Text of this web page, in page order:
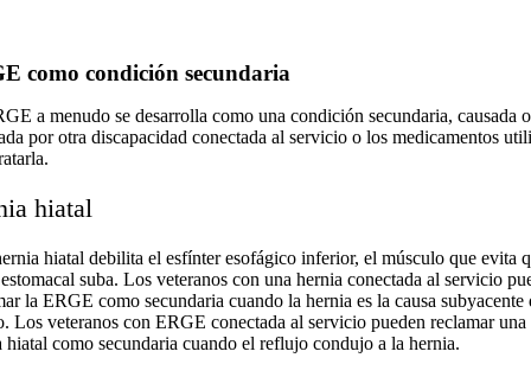
como condición secundaria
a menudo se desarrolla como una condición secundaria, causada o
por otra discapacidad conectada al servicio o los medicamentos
hiatal
hiatal debilita el esfínter esofágico inferior, el músculo que evita
suba. Los veteranos con una hernia conectada al servicio
la ERGE como secundaria cuando la hernia es la causa subyacente
Los veteranos con ERGE conectada al servicio pueden reclamar una
hiatal como secundaria cuando el reflujo condujo a la hernia.